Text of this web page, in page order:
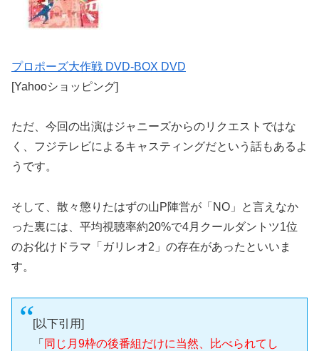
プロポーズ大作戦 DVD-BOX DVD
[Yahooショッピング]
ただ、今回の出演はジャニーズからのリクエストではな
く、フジテレビによるキャスティングだという話もあるよ
うです。
そして、散々懲りたはずの山P陣営が「NO」と言えなか
った裏には、平均視聴率約20%で4月クールダントツ1位
のお化けドラマ「ガリレオ2」の存在があったといいま
す。
[以下引用]
「 同じ月9枠の後番組だけに当然、比べられてし